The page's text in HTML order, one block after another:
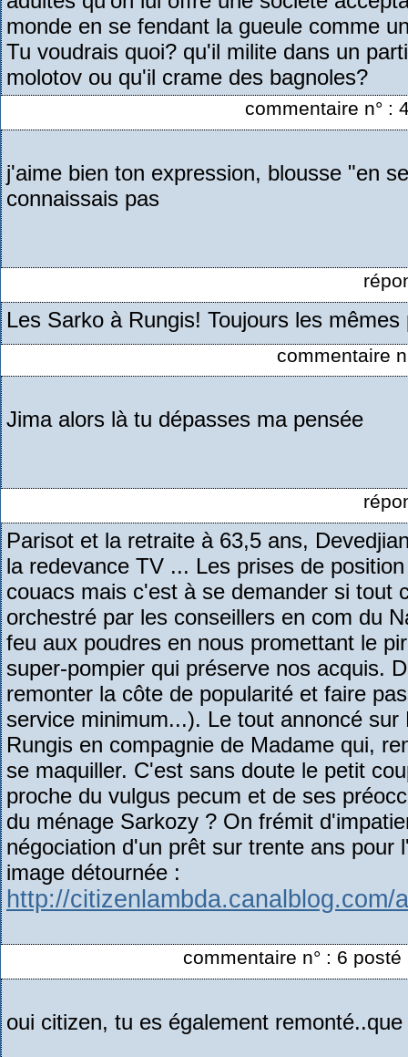
monde en se fendant la gueule comme
Tu voudrais quoi? qu'il milite dans un
molotov ou qu'il crame des bagnoles?
commentaire n° :
j'aime bien ton expression, blousse "en
connaissais pas
Les Sarko à Rungis! Toujours les
commentaire
Jima alors là tu dépasses ma pensée
Parisot et la retraite à 63,5 ans,
la redevance TV ... Les prises de
couacs mais c'est à se demander si tout
orchestré par les conseillers en com du
feu aux poudres en nous promettant le
super-pompier qui préserve nos acquis.
remonter la côte de popularité et faire
service minimum...). Le tout annoncé
Rungis en compagnie de Madame qui,
se maquiller. C'est sans doute le petit
proche du vulgus pecum et de ses
du ménage Sarkozy ? On frémit
négociation d'un prêt sur trente ans pour
image détournée :
http://
commentaire n° : 6
oui citizen, tu es également